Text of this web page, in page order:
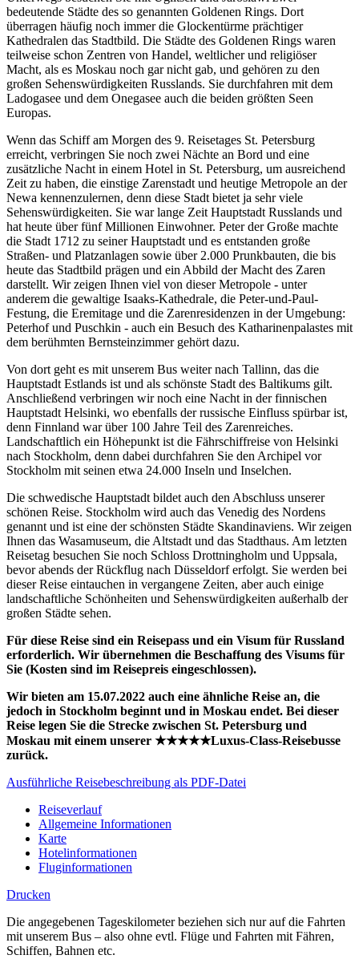
bedeutende Städte des so genannten Goldenen Rings. Dort
überragen häufig noch immer die Glockentürme prächtiger
Kathedralen das Stadtbild. Die Städte des Goldenen Rings waren
teilweise schon Zentren von Handel, weltlicher und religiöser
Macht, als es Moskau noch gar nicht gab, und gehören zu den
großen Sehenswürdigkeiten Russlands. Sie durchfahren mit dem
Ladogasee und dem Onegasee auch die beiden größten Seen
Europas.
Wenn das Schiff am Morgen des 9. Reisetages St. Petersburg
erreicht, verbringen Sie noch zwei Nächte an Bord und eine
zusätzliche Nacht in einem Hotel in St. Petersburg, um ausreichend
Zeit zu haben, die einstige Zarenstadt und heutige Metropole an der
Newa kennenzulernen, denn diese Stadt bietet ja sehr viele
Sehenswürdigkeiten. Sie war lange Zeit Hauptstadt Russlands und
hat heute über fünf Millionen Einwohner. Peter der Große machte
die Stadt 1712 zu seiner Hauptstadt und es entstanden große
Straßen- und Platzanlagen sowie über 2.000 Prunkbauten, die bis
heute das Stadtbild prägen und ein Abbild der Macht des Zaren
darstellt. Wir zeigen Ihnen viel von dieser Metropole - unter
anderem die gewaltige Isaaks-Kathedrale, die Peter-und-Paul-
Festung, die Eremitage und die Zarenresidenzen in der Umgebung:
Peterhof und Puschkin - auch ein Besuch des Katharinenpalastes mit
dem berühmten Bernsteinzimmer gehört dazu.
Von dort geht es mit unserem Bus weiter nach Tallinn, das die
Hauptstadt Estlands ist und als schönste Stadt des Baltikums gilt.
Anschließend verbringen wir noch eine Nacht in der finnischen
Hauptstadt Helsinki, wo ebenfalls der russische Einfluss spürbar ist,
denn Finnland war über 100 Jahre Teil des Zarenreiches.
Landschaftlich ein Höhepunkt ist die Fährschiffreise von Helsinki
nach Stockholm, denn dabei durchfahren Sie den Archipel vor
Stockholm mit seinen etwa 24.000 Inseln und Inselchen.
Die schwedische Hauptstadt bildet auch den Abschluss unserer
schönen Reise. Stockholm wird auch das Venedig des Nordens
genannt und ist eine der schönsten Städte Skandinaviens. Wir zeigen
Ihnen das Wasamuseum, die Altstadt und das Stadthaus. Am letzten
Reisetag besuchen Sie noch Schloss Drottningholm und Uppsala,
bevor abends der Rückflug nach Düsseldorf erfolgt. Sie werden bei
dieser Reise eintauchen in vergangene Zeiten, aber auch einige
landschaftliche Schönheiten und Sehenswürdigkeiten außerhalb der
großen Städte sehen.
Für diese Reise sind ein Reisepass und ein Visum für Russland
erforderlich. Wir übernehmen die Beschaffung des Visums für
Sie (Kosten sind im Reisepreis eingeschlossen).
Wir bieten am 15.07.2022 auch eine ähnliche Reise an, die
jedoch in Stockholm beginnt und in Moskau endet. Bei dieser
Reise legen Sie die Strecke zwischen St. Petersburg und
Moskau mit einem unserer ★★★★★Luxus-Class-Reisebusse
zurück.
Ausführliche Reisebeschreibung als PDF-Datei
Reiseverlauf
Allgemeine Informationen
Karte
Hotelinformationen
Fluginformationen
Drucken
Die angegebenen Tageskilometer beziehen sich nur auf die Fahrten
mit unserem Bus – also ohne evtl. Flüge und Fahrten mit Fähren,
Schiffen, Bahnen etc.